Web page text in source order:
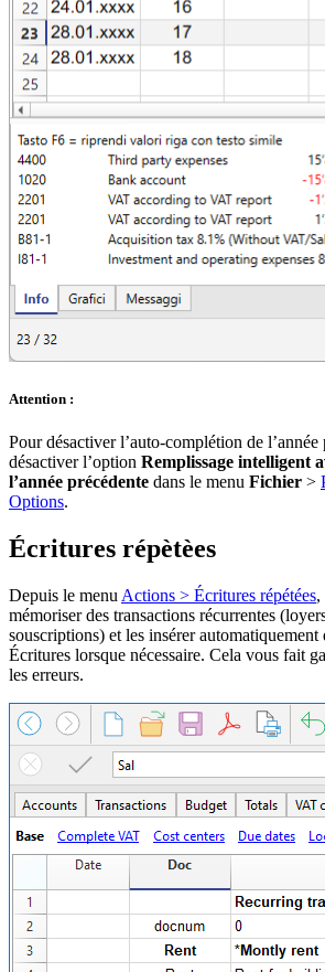
Attention :
Pour désactiver l’auto-complétion de
désactiver l’option Remplissage intelligent
l’année précédente dans le menu Fichier >
Options.
Écritures répètèes
Depuis le menu Actions > Écritures répétées,
mémoriser des transactions récurrentes
souscriptions) et les insérer automatiquement
Écritures lorsque nécessaire. Cela vous fait
les erreurs.